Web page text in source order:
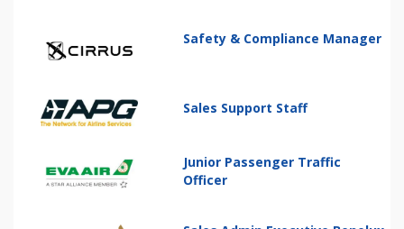
Safety & Compliance Manager
Sales Support Staff
Junior Passenger Traffic
Officer